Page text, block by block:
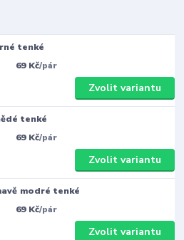
tenké
69 Kč/pár
Zvolit variantu
tenké
69 Kč/pár
Zvolit variantu
modré tenké
69 Kč/pár
Zvolit variantu